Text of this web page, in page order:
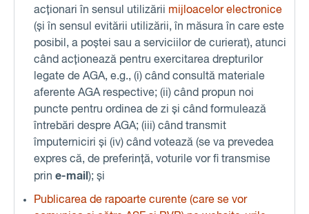
acționari în sensul utilizării mijloacelor electronice
(și în sensul evitării utilizării, în măsura în care este
posibil, a poștei sau a serviciilor de curierat), atunci
când acționează pentru exercitarea drepturilor
legate de AGA, e.g., (i) când consultă materiale
aferente AGA respective; (ii) când propun noi
puncte pentru ordinea de zi și când formulează
întrebări despre AGA; (iii) când transmit
împuterniciri și (iv) când votează (se va prevedea
expres că, de preferință, voturile vor fi transmise
prin e-mail ); și
Publicarea de rapoarte curente (care se vor